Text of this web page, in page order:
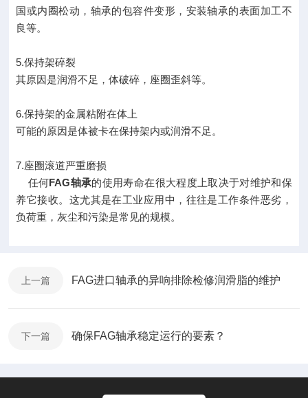
国或内圈松动，轴承的包容件变形，安装轴承的表面加工不
良等。
5.保持架碎裂
其原因是润滑不足，体破碎，座圈歪斜等。
6.保持架的金属粘附在体上
可能的原因是体被卡在保持架内或润滑不足。
7.座圈滚道严重磨损
任何FAG轴承的使用寿命在很大程度上取决于对维护和保
养它接收。这尤其是在工业应用中，往往是工作条件恶劣，
负荷重，灰尘和污染是常见的规模。
上一篇 FAG进口轴承的异响排除检修润滑脂的维护
下一篇 确保FAG轴承稳定运行的要素？